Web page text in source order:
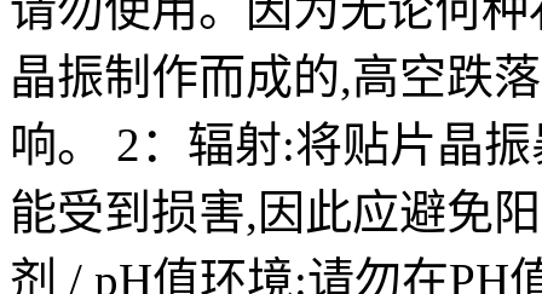
晶振制作而成的,高空跌
响。 2：辐射:将贴片晶
能受到损害,因此应避免
剂 / pH值环境:请勿在PH